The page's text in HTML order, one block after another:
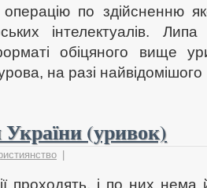
по здійсненню
інтелектуалів.
обіцяного вище
на разі найвідомішого
(уривок)
проходять, і по них нема